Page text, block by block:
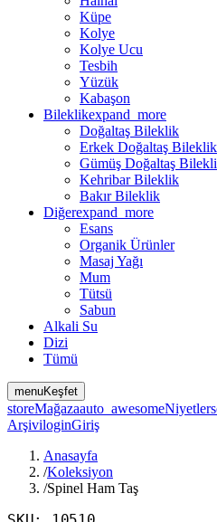
Küpe
Kolye
Kolye Ucu
Tesbih
Yüzük
Kabaşon
Bileklikexpand_more
Doğaltaş Bileklik
Erkek Doğaltaş Bileklik
Gümüş Doğaltaş
Kehribar Bileklik
Bakır Bileklik
Diğerexpand_more
Esans
Organik Ürünler
Masaj Yağı
Mum
Tütsü
Sabun
Alkali Su
Dizi
Tümü
menuKeşfet
storeMağazaauto_awesomeNiyetler
ArşiviloginGiriş
Anasayfa
/Koleksiyon
/Spinel Ham Taş